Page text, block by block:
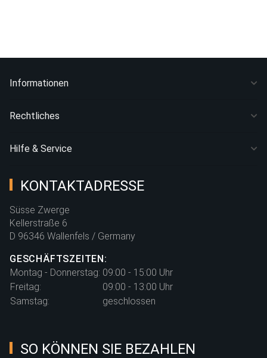
Informationen
Rechtliches
Hilfe & Service
KONTAKTADRESSE
Süsse Zwerge
Kellerstraße 6
D 96346 Wallenfels / Germany
GESCHÄFTSZEITEN:
Montag - Donnerstag: 09:00 - 15:00 Uhr
Freitag:
09:00 - 13:00 Uhr
Samstag:
geschlossen
SO KÖNNEN SIE BEZAHLEN